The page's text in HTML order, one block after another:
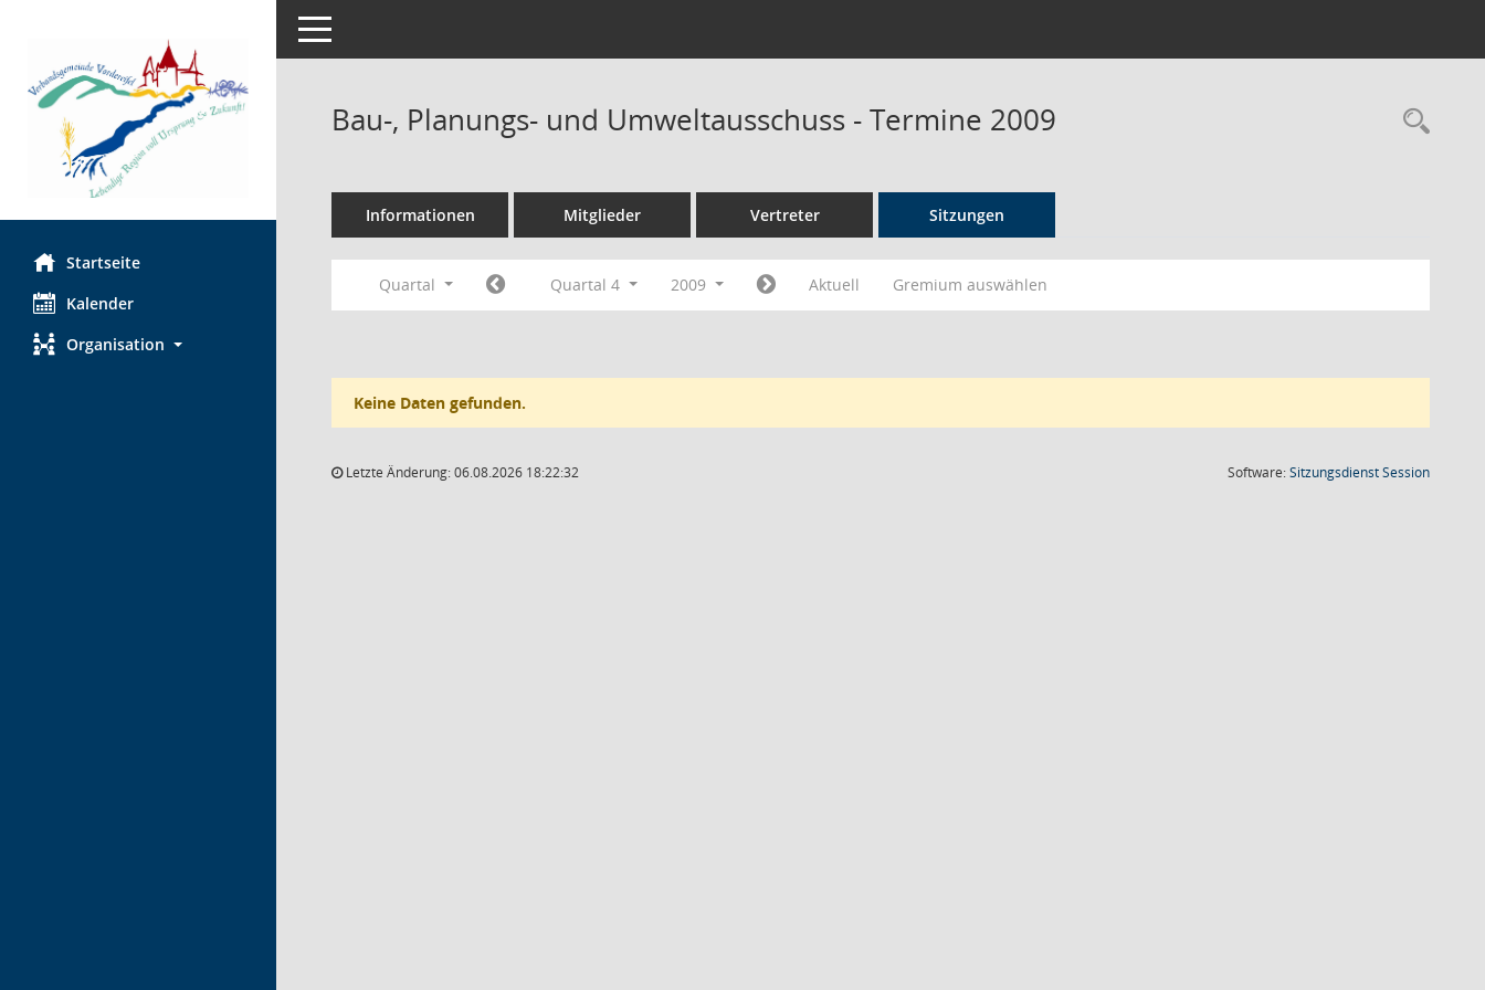
Startseite
Kalender
Organisation
Toggle navigation
Bau-, Planungs- und Umweltausschuss - Termine 2009
Informationen Mitglieder Vertreter Sitzungen
Quartal Quartal 4 2009 Aktuell Gremium auswählen
Keine Daten gefunden.
Letzte Änderung: 06.08.2026 18:22:32 Software:SitzungsdienstSession(Wird in